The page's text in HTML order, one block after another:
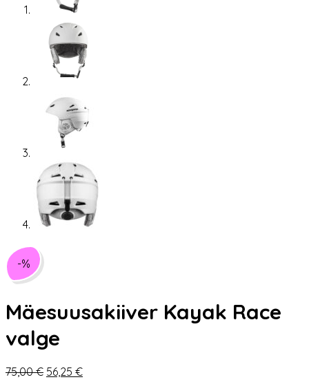
-%
Mäesuusakiiver Kayak Race
valge
75,00€ Algne
56,25 €Praegune